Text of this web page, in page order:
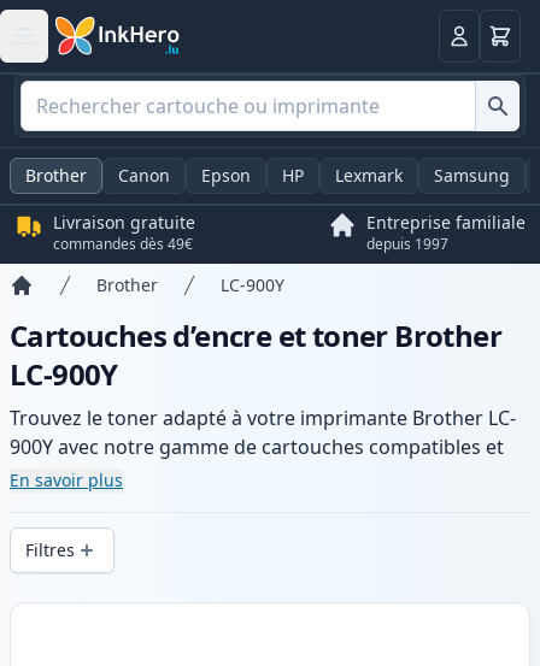
Panier
Brother Canon Epson HP Lexmark Samsung
Livraison gratuite
commandes dès 49€
Entreprise familiale
depuis 1997
Brother LC-900Y
Cartouches d’encre et toner Brother
LC-900Y
Trouvez le toner adapté à votre imprimante Brother LC-
900Y avec notre gamme de cartouches compatibles et
haute capacité. Profitez d’une qualité d’impression
en .
En savoir plus
Filtres
Produits